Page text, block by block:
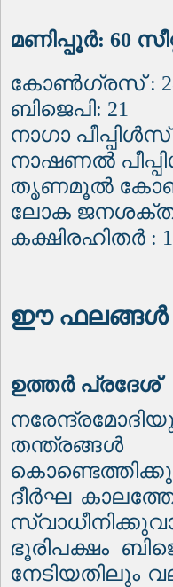
മണിപ്പൂർ: 60
കോൺഗ്രസ് :
ബിജെപി: 21
നാഗാ
നാഷണൽ
തൃണമൂൽ
ലോക ജനശക്തി
കക്ഷിരഹിതർ : 1
ഈ ഫലങ്ങൾ
ഉത്തർ പ്രദേശ്
തന്ത്രങ്ങൾ
ദീർഘ
ഭൂരിപക്ഷം
നേടിയതിലും